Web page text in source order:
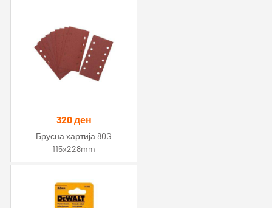
320 ден
Брусна хартија 80G
115x228mm